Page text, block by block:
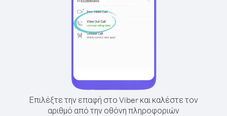
Επιλέξτε την επαφή στο Viber και καλέστε τον
αριθμό από την οθόνη πληροφοριών